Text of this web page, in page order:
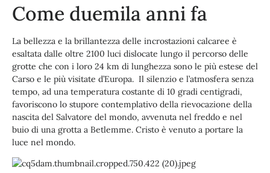
Come duemila anni fa
La bellezza e la brillantezza delle incrostazioni calcaree è
esaltata dalle oltre 2100 luci dislocate lungo il percorso delle
grotte che con i loro 24 km di lunghezza sono le più estese del
Carso e le più visitate d’Europa. Il silenzio e l’atmosfera senza
tempo, ad una temperatura costante di 10 gradi centigradi,
favoriscono lo stupore contemplativo della rievocazione della
nascita del Salvatore del mondo, avvenuta nel freddo e nel
buio di una grotta a Betlemme. Cristo è venuto a portare la
luce nel mondo.